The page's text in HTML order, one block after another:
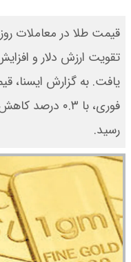
قیمت طلا در معاملات
تقویت ارزش دلار و
یافت. به گزارش ایسنا،
رسید.